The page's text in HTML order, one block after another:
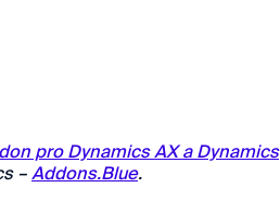
pro Dynamics AX a Dynamics
–Addons.Blue.